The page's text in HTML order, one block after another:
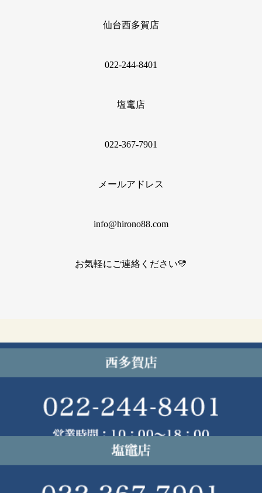
仙台西多賀店
022‐244‐8401
塩竃店
022‐367‐7901
メールアドレス
info@hirono88.com
お気軽にご連絡ください💛